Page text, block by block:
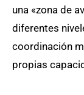
una «zona de
diferentes
coordinación
propias